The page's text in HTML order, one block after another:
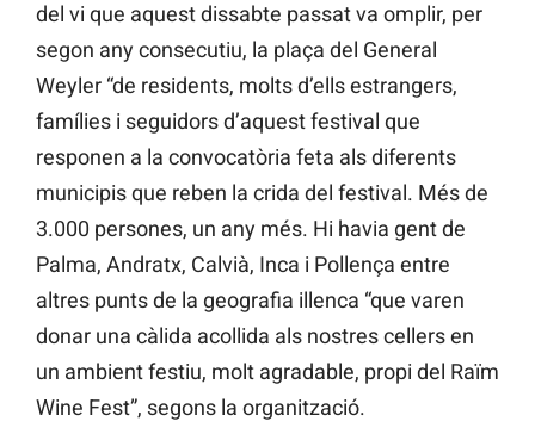
del vi que aquest dissabte passat va omplir, per
segon any consecutiu, la plaça del General
Weyler “de residents, molts d’ells estrangers,
famílies i seguidors d’aquest festival que
responen a la convocatòria feta als diferents
municipis que reben la crida del festival. Més de
3.000 persones, un any més. Hi havia gent de
Palma, Andratx, Calvià, Inca i Pollença entre
altres punts de la geografia illenca “que varen
donar una càlida acollida als nostres cellers en
un ambient festiu, molt agradable, propi del Raïm
Wine Fest”, segons la organització.